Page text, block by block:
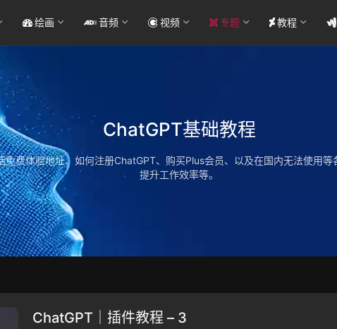
绘画 音频 视频 专题 教程
ChatGPT基础教程
费体验地址、如何注册ChatGPT、购买Plus会员、以及在国内无法使用
提升工作效率等。
ChatGPT｜插件教程 – 3